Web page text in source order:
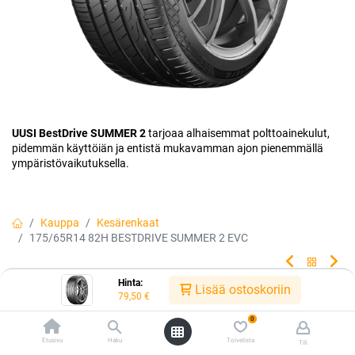
Hinta:
79,50 € Lisää ostoskoriin
Etusivu Haku
0
Toivelista Tili
UUSI BestDrive SUMMER 2tarjoaa alhaisemmat polttoainekulut,
pidemmän käyttöiän ja entistä mukavamman ajon pienemmällä
ympäristövaikutuksella.
Kauppa
Kesärenkaat
175/65R14 82H BESTDRIVE SUMMER 2 EVC
175/65R14 82H BESTDRIVE
SUMMER 2 EVC
Huippu-uutuus, made by Continental. Uusi seos, viimeistelty kuvio ja